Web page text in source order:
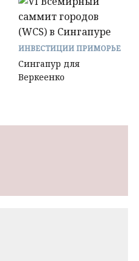
ИНВЕСТИЦИИ ПРИМОРЬЕ
Сингапур для
Веркеенко